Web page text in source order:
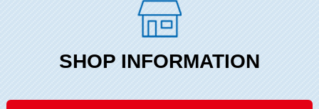
SHOP INFORMATION